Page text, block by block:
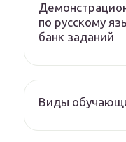
по русскому
банк заданий
Виды